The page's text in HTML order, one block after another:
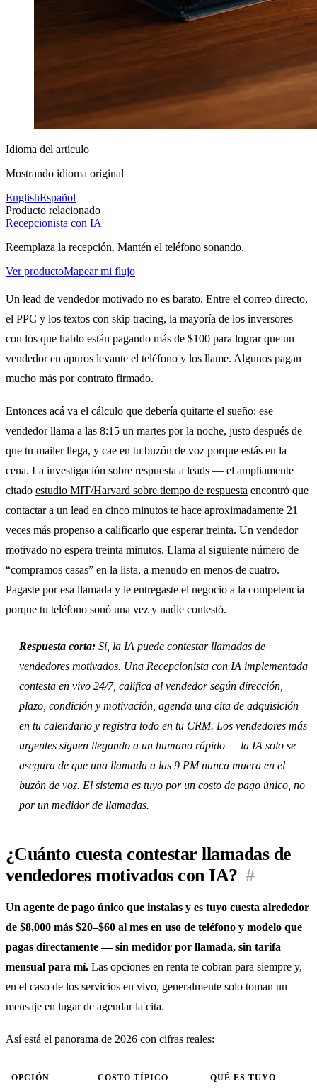
Idioma del artículo
Mostrando idioma original
EnglishEspañol
Producto relacionado
Recepcionista con IA
Reemplaza la recepción. Mantén el teléfono sonando.
Ver productoMapear mi flujo
Un lead de vendedor motivado no es barato. Entre el correo directo,
el PPC y los textos con skip tracing, la mayoría de los inversores
con los que hablo están pagando más de $100 para lograr que un
vendedor en apuros levante el teléfono y los llame. Algunos pagan
mucho más por contrato firmado.
Entonces acá va el cálculo que debería quitarte el sueño: ese
vendedor llama a las 8:15 un martes por la noche, justo después de
que tu mailer llega, y cae en tu buzón de voz porque estás en la
cena. La investigación sobre respuesta a leads — el ampliamente
citado estudio MIT/Harvard sobre tiempo de respuesta encontró que
contactar a un lead en cinco minutos te hace aproximadamente 21
veces más propenso a calificarlo que esperar treinta. Un vendedor
motivado no espera treinta minutos. Llama al siguiente número de
“compramos casas” en la lista, a menudo en menos de cuatro.
Pagaste por esa llamada y le entregaste el negocio a la competencia
porque tu teléfono sonó una vez y nadie contestó.
Respuesta corta: Sí, la IA puede contestar llamadas de
vendedores motivados. Una Recepcionista con IA implementada
contesta en vivo 24/7, califica al vendedor según dirección,
plazo, condición y motivación, agenda una cita de adquisición
en tu calendario y registra todo en tu CRM. Los vendedores más
urgentes siguen llegando a un humano rápido — la IA solo se
asegura de que una llamada a las 9 PM nunca muera en el
buzón de voz. El sistema es tuyo por un costo de pago único, no
por un medidor de llamadas.
¿Cuánto cuesta contestar llamadas de
vendedores motivados con IA? #
Un agente de pago único que instalas y es tuyo cuesta alrededor
de $8,000 más $20–$60 al mes en uso de teléfono y modelo que
pagas directamente — sin medidor por llamada, sin tarifa
mensual para mí. Las opciones en renta te cobran para siempre y,
en el caso de los servicios en vivo, generalmente solo toman un
mensaje en lugar de agendar la cita.
Así está el panorama de 2026 con cifras reales:
OPCIÓN COSTO TÍPICO QUÉ ES TUYO